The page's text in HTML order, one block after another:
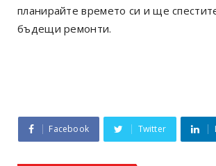
планирайте времето си и ще
бъдещи ремонти.
Facebook Twitter